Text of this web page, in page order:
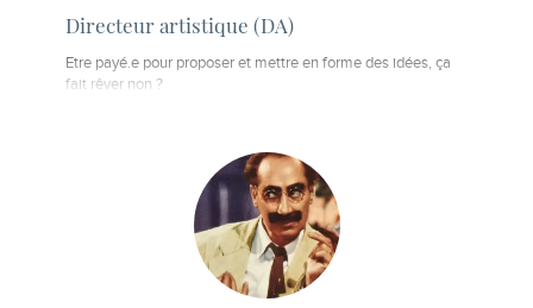
Directeur artistique (DA)
Etre payé.e pour proposer et mettre en forme des idées, ça
fait rêver non ?